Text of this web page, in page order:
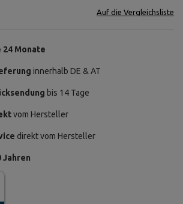
Auf die Vergleichsliste
24 Monate
innerhalb DE & AT
bis 14 Tage
vom Hersteller
direkt vom Hersteller
Jahren